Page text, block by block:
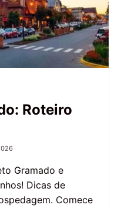
Roteiro
Gramado e
Dicas de
Comece